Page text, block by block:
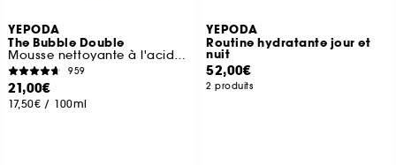
YEPODA
The Bubble Double
Mousse nettoyante à l'acide salicylique et à la grenade
959
21,00€
17,50€ / 100ml
YEPODA
Routine hydratante jour et
nuit
52,00€
2 produits